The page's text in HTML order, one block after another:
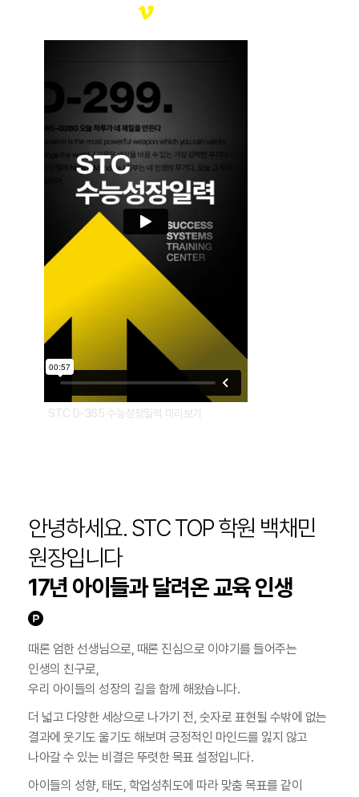
STC D-365 수능성장일력 미리보기
안녕하세요. STC TOP 학원 백채민
원장입니다
17년 아이들과 달려온 교육 인생
때론 엄한 선생님으로, 때론 진심으로 이야기를 들어주는
인생의 친구로,
우리 아이들의 성장의 길을 함께 해왔습니다.
더 넓고 다양한 세상으로 나가기 전, 숫자로 표현될 수밖에 없는
결과에 웃기도 울기도 해보며 긍정적인 마인드를 잃지 않고
나아갈 수 있는 비결은 뚜렷한 목표 설정입니다.
아이들의 성향, 태도, 학업성취도에 따라 맞춤 목표를 같이